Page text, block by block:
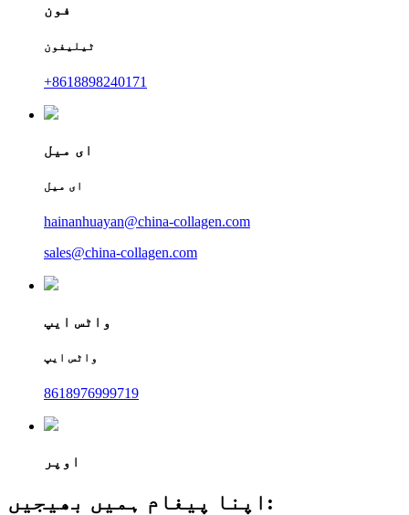
فون
ٹیلیفون
+8618898240171
ای میل
ای میل
hainanhuayan@china-collagen.com
sales@china-collagen.com
واٹس ایپ
واٹس ایپ
8618976999719
اوپر
اپنا پیغام ہمیں بھیجیں: